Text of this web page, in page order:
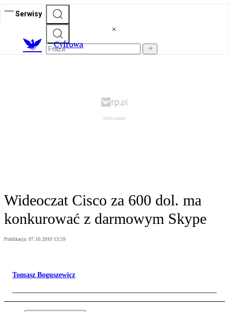
Serwisy
Cyfrowa
Wideoczat Cisco za 600 dol. ma
konkurować z darmowym Skype
Publikacja: 07.10.2010 13:59
Tomasz Boguszewicz